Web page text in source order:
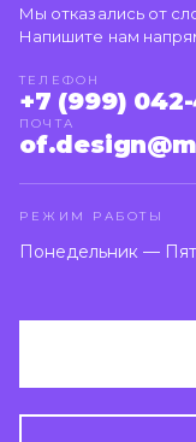
Мы отказались от
Напишите нам
ТЕЛЕФОН
+7 (999)
ПОЧТА
РЕЖИМ РАБОТЫ
Понедельник —